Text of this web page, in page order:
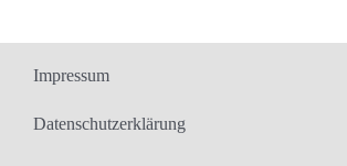
Impressum
Datenschutzerklärung